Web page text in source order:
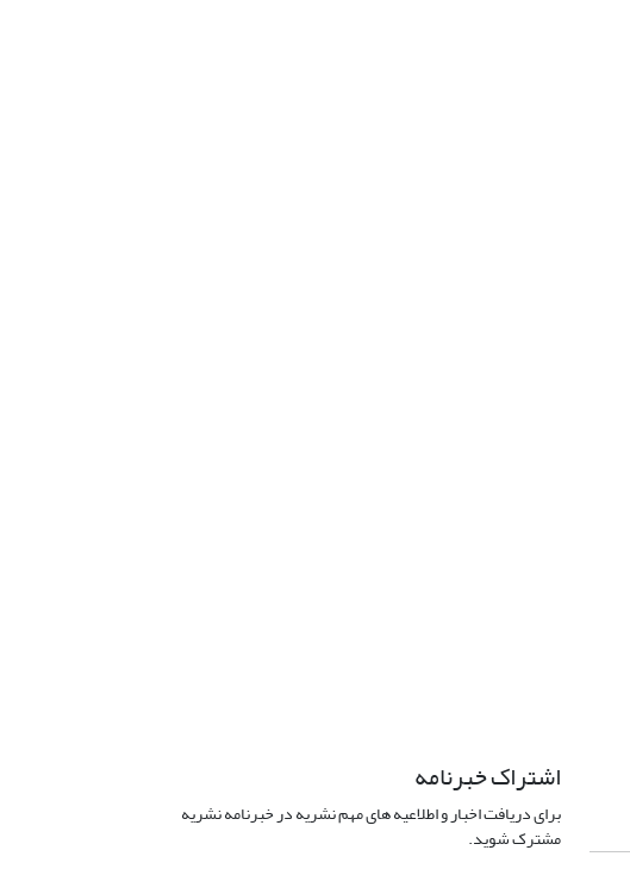
اشتراک خبرنامه
برای دریافت اخبار و اطلاعیه های مهم نشریه در خبرنامه نشریه
مشترک شوید.